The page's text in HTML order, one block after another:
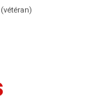
(vétéran)